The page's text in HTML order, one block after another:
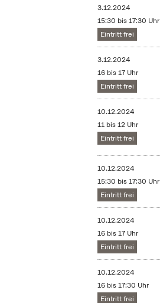
3.12.2024
15:30 bis 17:30 Uhr
Eintritt frei
3.12.2024
16 bis 17 Uhr
Eintritt frei
10.12.2024
11 bis 12 Uhr
Eintritt frei
10.12.2024
15:30 bis 17:30 Uhr
Eintritt frei
10.12.2024
16 bis 17 Uhr
Eintritt frei
10.12.2024
16 bis 17:30 Uhr
Eintritt frei